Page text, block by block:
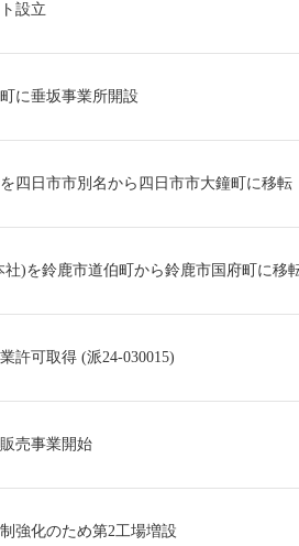
設立
に垂坂事業所開設
四日市市別名から四日市市大鐘町に移転
社)を鈴鹿市道伯町から鈴鹿市国府町に移
許可取得 (派24-030015)
売事業開始
強化のため第2工場増設